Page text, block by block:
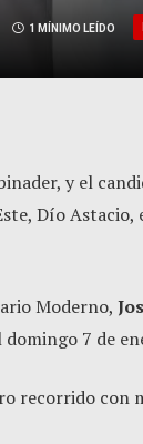
1 MÍNIMO LEÍDO
y el
Dío
Moderno,
7 de
recorrido con